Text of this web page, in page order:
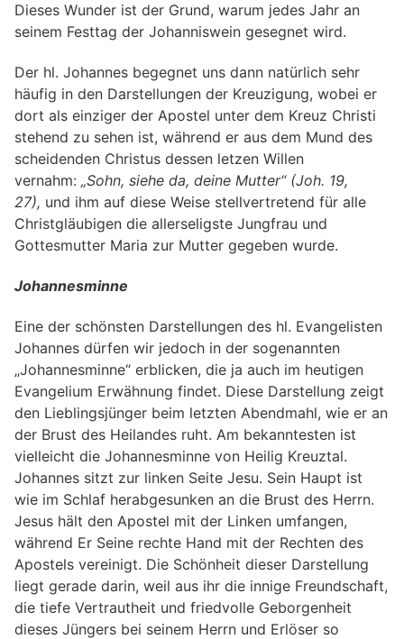
Dieses Wunder ist der Grund, warum jedes Jahr an
seinem Festtag der Johanniswein gesegnet wird.
Der hl. Johannes begegnet uns dann natürlich sehr
häufig in den Darstellungen der Kreuzigung, wobei er
dort als einziger der Apostel unter dem Kreuz Christi
stehend zu sehen ist, während er aus dem Mund des
scheidenden Christus dessen letzen Willen
vernahm: „Sohn, siehe da, deine Mutter“ (Joh. 19,
27), und ihm auf diese Weise stellvertretend für alle
Christgläubigen die allerseligste Jungfrau und
Gottesmutter Maria zur Mutter gegeben wurde.
Johannesminne
Eine der schönsten Darstellungen des hl. Evangelisten
Johannes dürfen wir jedoch in der sogenannten
„Johannesminne“ erblicken, die ja auch im heutigen
Evangelium Erwähnung findet. Diese Darstellung zeigt
den Lieblingsjünger beim letzten Abendmahl, wie er an
der Brust des Heilandes ruht. Am bekanntesten ist
vielleicht die Johannesminne von Heilig Kreuztal.
Johannes sitzt zur linken Seite Jesu. Sein Haupt ist
wie im Schlaf herabgesunken an die Brust des Herrn.
Jesus hält den Apostel mit der Linken umfangen,
während Er Seine rechte Hand mit der Rechten des
Apostels vereinigt. Die Schönheit dieser Darstellung
liegt gerade darin, weil aus ihr die innige Freundschaft,
die tiefe Vertrautheit und friedvolle Geborgenheit
dieses Jüngers bei seinem Herrn und Erlöser so